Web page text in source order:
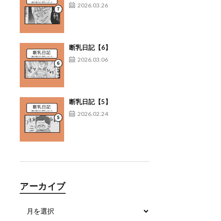
2026.03.26
断乳日記【6】
2026.03.06
断乳日記【5】
2026.02.24
アーカイブ